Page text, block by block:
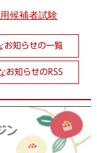
候補者試験
お知らせの一覧
お知らせのRSS